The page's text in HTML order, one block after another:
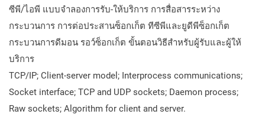
ซีพี/ไอพี แบบจำลองการรับ-ให้บริการ การสื่อสารระหว่าง
กระบวนการ การต่อประสานซ็อกเก็ต ทีซีพีและยูดีพีซ็อกเก็ต
กระบวนการดีมอน รอว์ซ็อกเก็ต ขั้นตอนวิธีสำหรับผู้รับและผู้ให้
บริการ
TCP/IP; Client-server model; Interprocess communications;
Socket interface; TCP and UDP sockets; Daemon process;
Raw sockets; Algorithm for client and server.